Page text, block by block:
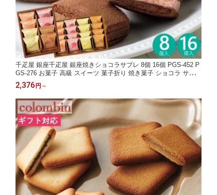
千疋屋 銀座千疋屋 銀座焼きショコラサブレ 8個 16個 PGS-452 P
GS-276 お菓子 高級 スイーツ 菓子折り 焼き菓子 ショコラ サブレ
詰め合わせ セット 内祝い お返し 結婚 出産 個包装 小分け 祝い
お礼 ギフト プレゼント 2000円 4000円
2,376円 ～